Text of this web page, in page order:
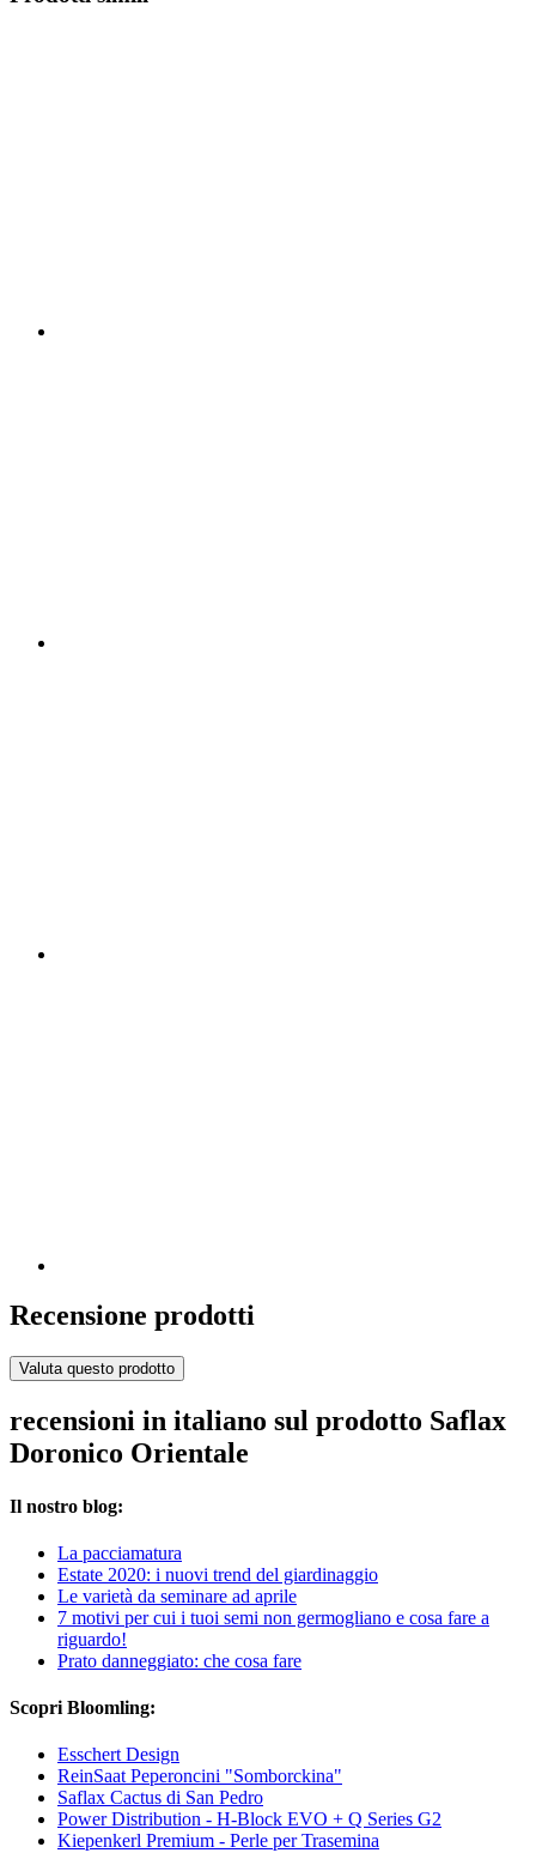
Recensione prodotti
Valuta questo prodotto
recensioni in italiano sul prodotto Saflax
Doronico Orientale
Il nostro blog:
La pacciamatura
Estate 2020: i nuovi trend del giardinaggio
Le varietà da seminare ad aprile
7 motivi per cui i tuoi semi non germogliano e cosa fare a
riguardo!
Prato danneggiato: che cosa fare
Scopri Bloomling:
Esschert Design
ReinSaat Peperoncini "Somborckina"
Saflax Cactus di San Pedro
Power Distribution - H-Block EVO + Q Series G2
Kiepenkerl Premium - Perle per Trasemina